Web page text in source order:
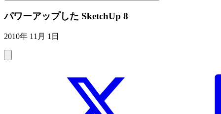
パワーアップした SketchUp 8
2010年 11月 1日